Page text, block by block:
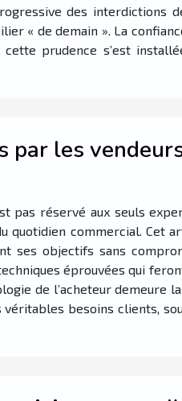
des interdictions
« de demain ». La
prudence s’est
par les
pas réservé aux seuls
commercial. Cet
ses objectifs sans
éprouvées qui
de l’acheteur demeure
besoins clients,